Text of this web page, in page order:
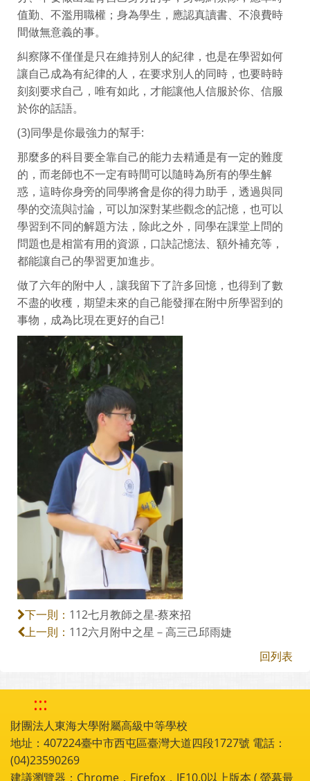
值勤、不濫用職權；身為學生，應認真讀書、不浪費時
間做無意義的事。
糾察隊不僅僅是只在維持別人的紀律，也是在學習如何
讓自己成為有紀律的人，在要求別人的同時，也要時時
刻刻要求自己，唯有如此，才能讓他人信服於你、信服
於你的話語。
(3)同學是你最強力的幫手:
那麼多的科目要全靠自己的能力去精通是有一定的難度
的，而老師也不一定有時間可以隨時為所有的學生解
惑，這時你身旁的同學將會是你的得力助手，透過與同
學的交流與討論，可以加深對某些觀念的記憶，也可以
學習到不同的解題方法，除此之外，同學在課堂上問的
問題也是相當有用的資源，口訣記憶法、額外補充等，
都能讓自己的學習更加進步。
做了六年的附中人，讓我留下了許多回憶，也得到了數
不盡的收穫，期望未來的自己能發揮在附中所學習到的
事物，成為比現在更好的自己!
下一則： 112七月教師之星-蔡來招
上一則： 112六月附中之星－高三己邱雨婕
回列表
:::
財團法人東海大學附屬高級中等學校
地址：407224臺中市西屯區臺灣大道四段1727號 電話：
(04)23590269
建議瀏覽器：Chrome，Firefox，IE10.0以上版本 ( 螢幕最